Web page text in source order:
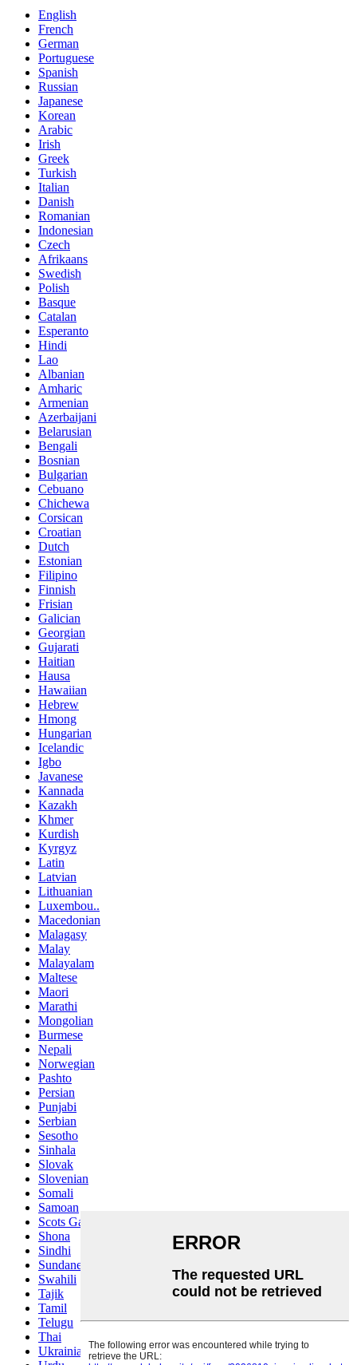
English
French
German
Portuguese
Spanish
Russian
Japanese
Korean
Arabic
Irish
Greek
Turkish
Italian
Danish
Romanian
Indonesian
Czech
Afrikaans
Swedish
Polish
Basque
Catalan
Esperanto
Hindi
Lao
Albanian
Amharic
Armenian
Azerbaijani
Belarusian
Bengali
Bosnian
Bulgarian
Cebuano
Chichewa
Corsican
Croatian
Dutch
Estonian
Filipino
Finnish
Frisian
Galician
Georgian
Gujarati
Haitian
Hausa
Hawaiian
Hebrew
Hmong
Hungarian
Icelandic
Igbo
Javanese
Kannada
Kazakh
Khmer
Kurdish
Kyrgyz
Latin
Latvian
Lithuanian
Luxembou..
Macedonian
Malagasy
Malay
Malayalam
Maltese
Maori
Marathi
Mongolian
Burmese
Nepali
Norwegian
Pashto
Persian
Punjabi
Serbian
Sesotho
Sinhala
Slovak
Slovenian
Somali
Samoan
Scots Gaelic
Shona
Sindhi
Sundanese
Swahili
Tajik
Tamil
Telugu
Thai
Ukrainian